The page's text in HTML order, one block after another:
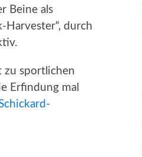
Beine als
Harvester“, durch
zu sportlichen
Erfindung mal